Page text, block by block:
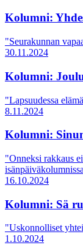
Kolumni:
"Seurakunnan
30.11.2024
Kolumni:
"Lapsuudessa
8.11.2024
Kolumni:
"Onneksi rakkaus
16.10.2024
Kolumni: Sä
"Uskonnolliset
1.10.2024